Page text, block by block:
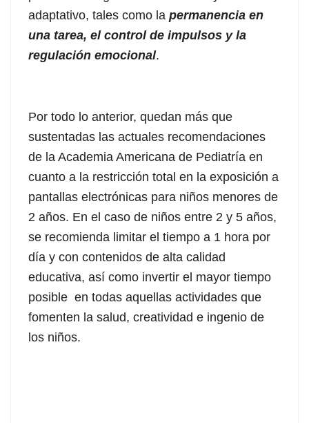
adaptativo, tales como la permanencia en
una tarea, el control de impulsos y la
regulación emocional.
Por todo lo anterior, quedan más que
sustentadas las actuales recomendaciones
de la Academia Americana de Pediatría en
cuanto a la restricción total en la exposición a
pantallas electrónicas para niños menores de
2 años. En el caso de niños entre 2 y 5 años,
se recomienda limitar el tiempo a 1 hora por
día y con contenidos de alta calidad
educativa, así como invertir el mayor tiempo
posible en todas aquellas actividades que
fomenten la salud, creatividad e ingenio de
los niños.